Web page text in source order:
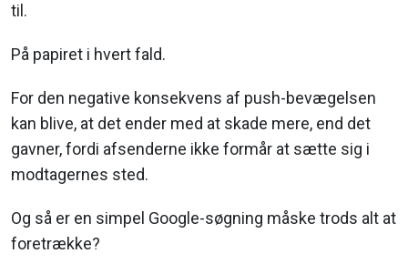
til.
På papiret i hvert fald.
For den negative konsekvens af push-bevægelsen
kan blive, at det ender med at skade mere, end det
gavner, fordi afsenderne ikke formår at sætte sig i
modtagernes sted.
Og så er en simpel Google-søgning måske trods alt at
foretrække?